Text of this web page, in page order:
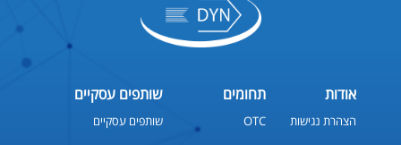
אודות
הצהרת נגישות
תחומים
OTC
שותפים עסקיים
שותפים עסקיים